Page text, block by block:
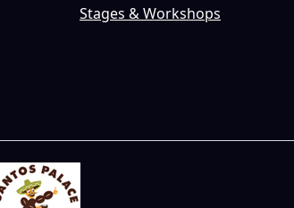
Stages & Workshops